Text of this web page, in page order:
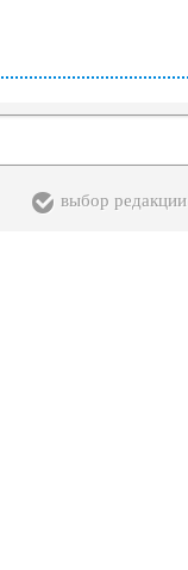
выбор редакции